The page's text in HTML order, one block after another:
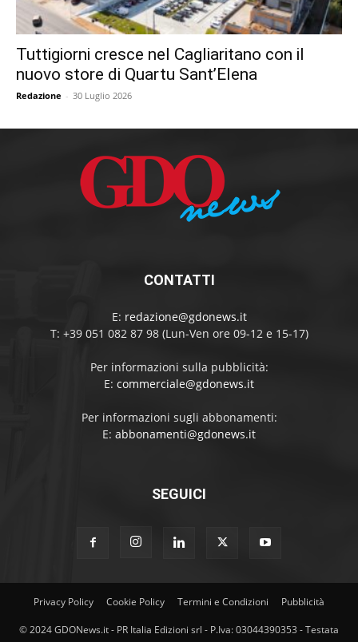
Tuttigiorni cresce nel Cagliaritano con il
nuovo store di Quartu Sant’Elena
Redazione - 30 Luglio 2026
CONTATTI
E: redazione@gdonews.it
T: +39 051 082 87 98 (Lun-Ven ore 09-12 e 15-17)
Per informazioni sulla pubblicità:
E: commerciale@gdonews.it
Per informazioni sugli abbonamenti:
E: abbonamenti@gdonews.it
SEGUICI
Privacy Policy Cookie Policy Termini e Condizioni Pubblicità
© 2024 GDONews.it - PR Italia Edizioni srl - P.Iva: 03044390353 - Testata